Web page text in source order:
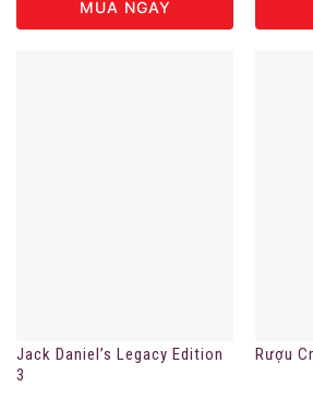
MUA NGAY
Jack Daniel’s Legacy Edition
3
Rượu